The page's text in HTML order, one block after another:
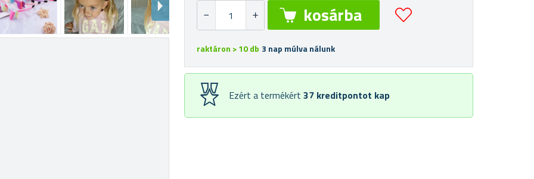
raktáron > 10 db 3 nap múlva nálunk
Ezért a termékért 37 kreditpontot kap